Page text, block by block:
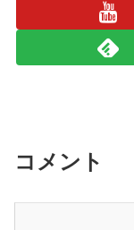
コメント